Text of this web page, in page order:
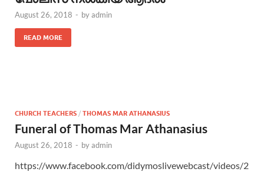
August 26, 2018 - byadmin
READ MORE
CHURCH TEACHERS / THOMAS MAR ATHANASIUS
Funeral of Thomas Mar Athanasius
August 26, 2018 - byadmin
https://www.facebook.com/didymoslivewebcast/videos/2